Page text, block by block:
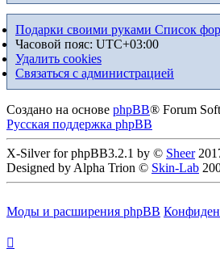
Подарки своими руками Список
Часовой пояс: UTC+03:00
Удалить cookies
Связаться с администрацией
Создано на основе phpBB® Forum
Русская поддержка phpBB
X-Silver for phpBB3.2.1 by © Sheer
Designed by Alpha Trion © Skin-Lab
Моды и расширения phpBB